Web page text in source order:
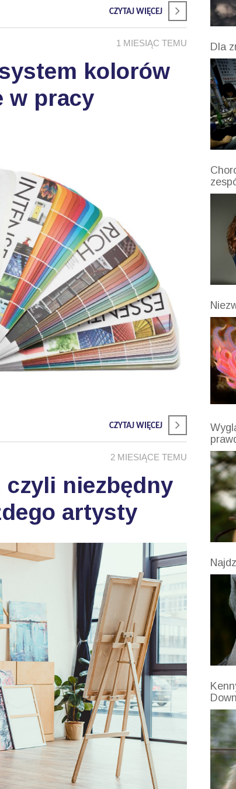
CZYTAJ WIĘCEJ
1 MIESIĄC TEMU
kolorów
w pracy
CZYTAJ WIĘCEJ
2 MIESIĄCE TEMU
czyli niezbędny
artysty
Dla